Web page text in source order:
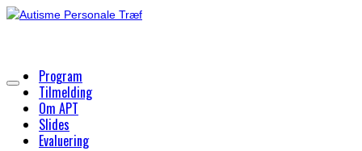
Program
Tilmelding
Om APT
Slides
Evaluering